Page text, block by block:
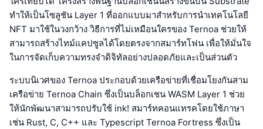
ทำให้เป็นโซลูชัน Layer 1 ที่ออกแบบมาสำหรับการนำเทคโนโลยี
NFT มาใช้ในวงกว้าง วิธีการที่ไม่เหมือนใครของ Ternoa ช่วยให้
สามารถสร้างไทม์แคปซูลได้โดยตรงจากสมาร์ทโฟน เพื่อให้มั่นใจ
ในการจัดเก็บความทรงจำดิจิทัลอย่างปลอดภัยและเป็นส่วนตัว
ระบบนิเวศของ Ternoa ประกอบด้วยเครือข่ายที่เชื่อมโยงกันสาม
เครือข่าย Ternoa Chain ซึ่งเป็นบล็อกเชน WASM Layer 1 ช่วย
ให้นักพัฒนาสามารถปรับใช้ ink! สมาร์ทคอนแทรคโดยใช้ภาษา
เช่น Rust, C, C++ และ Typescript Ternoa Fortress ซึ่งเป็น